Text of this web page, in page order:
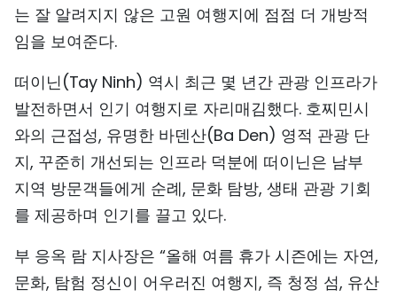
는 잘 알려지지 않은 고원 여행지에 점점 더 개방적
임을 보여준다.
떠이닌(Tay Ninh) 역시 최근 몇 년간 관광 인프라가
발전하면서 인기 여행지로 자리매김했다. 호찌민시
와의 근접성, 유명한 바덴산(Ba Den) 영적 관광 단
지, 꾸준히 개선되는 인프라 덕분에 떠이닌은 남부
지역 방문객들에게 순례, 문화 탐방, 생태 관광 기회
를 제공하며 인기를 끌고 있다.
부 응옥 람 지사장은 “올해 여름 휴가 시즌에는 자연,
문화, 탐험 정신이 어우러진 여행지, 즉 청정 섬, 유산